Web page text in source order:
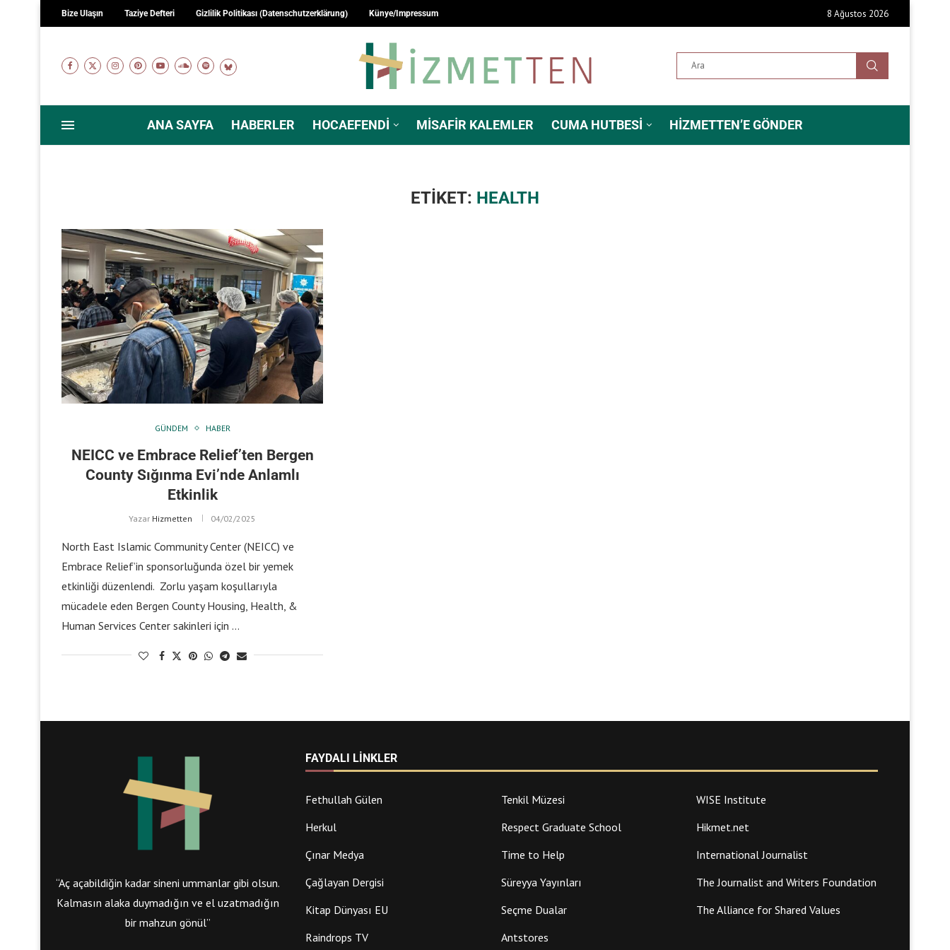
Bize Ulaşın Taziye Defteri Gizlilik Politikası (Datenschutzerklärung) Künye/Impressum 8 Ağustos 2026
ANA SAYFA HABERLER HOCAEFENDI MISAFIR KALEMLER CUMA HUTBESI HIZMETTEN’E GÖNDER
ETIKET: HEALTH
GÜNDEM HABER
NEICC ve Embrace Relief’ten Bergen
County Sığınma Evi’nde Anlamlı
Etkinlik
Yazar Hizmetten 04/02/2025
North East Islamic Community Center (NEICC) ve
Embrace Relief’in sponsorluğunda özel bir yemek
etkinliği düzenlendi. Zorlu yaşam koşullarıyla
mücadele eden Bergen County Housing, Health, &
Human Services Center sakinleri için …
“Aç açabildiğin kadar sineni ummanlar gibi olsun.
Kalmasın alaka duymadığın ve el uzatmadığın
bir mahzun gönül”
FAYDALI LINKLER
Fethullah Gülen Tenkil Müzesi
WISE Institute
Herkul
Respect Graduate School
Hikmet.net
Çınar Medya
Time to Help
International Journalist
Çağlayan Dergisi
Süreyya Yayınları
The Journalist and Writers Foundation
Kitap Dünyası EU
Seçme Dualar
The Alliance for Shared Values
Raindrops TV
Antstores